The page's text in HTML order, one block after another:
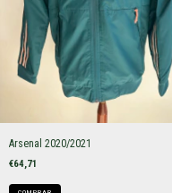
Arsenal 2020/2021
€64,71